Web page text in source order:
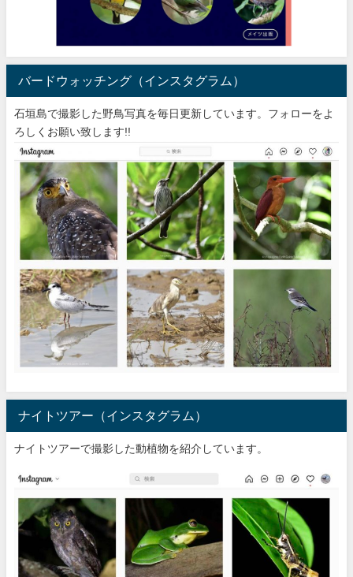
バードウォッチング（インスタグラム）
石垣島で撮影した野鳥写真を毎日更新しています。フォローをよ
ろしくお願い致します!!
ナイトツアー（インスタグラム）
ナイトツアーで撮影した動植物を紹介しています。